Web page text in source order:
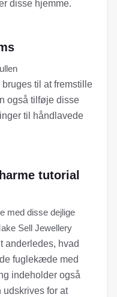
disse hjemme.
til at fremstille
også tilføje disse
til håndlavede
tutorial
med disse dejlige
Sell Jewellery
anderledes, hvad
fuglekæde med
indeholder også
udskrives for at